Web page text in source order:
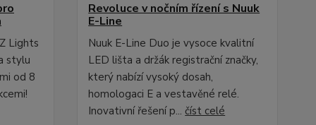
Lights
stylu
od 8
Revoluce v nočním řízení s Nuuk
E-Line
Nuuk E-Line Duo je vysoce kvalitní
LED lišta a držák registrační značky,
který nabízí vysoký dosah,
homologaci E a vestavěné relé.
Inovativní řešení p...číst celé